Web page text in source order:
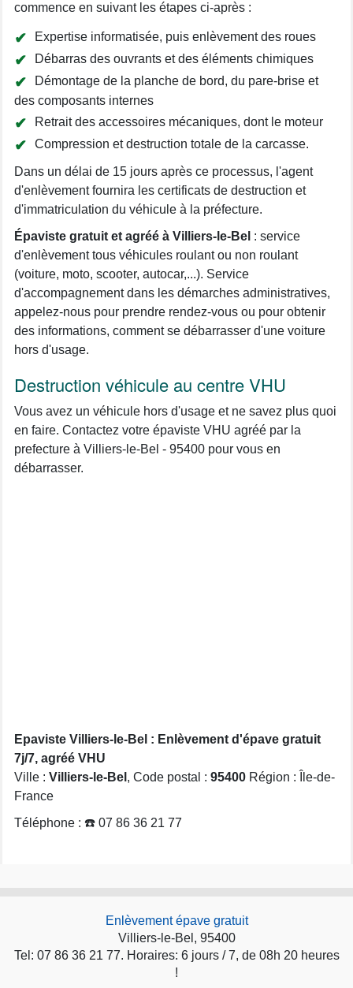
commence en suivant les étapes ci-après :
Expertise informatisée, puis enlèvement des roues
Débarras des ouvrants et des éléments chimiques
Démontage de la planche de bord, du pare-brise et
des composants internes
Retrait des accessoires mécaniques, dont le moteur
Compression et destruction totale de la carcasse.
Dans un délai de 15 jours après ce processus, l'agent
d'enlèvement fournira les certificats de destruction et
d'immatriculation du véhicule à la préfecture.
Épaviste gratuit et agréé à Villiers-le-Bel : service
d'enlèvement tous véhicules roulant ou non roulant
(voiture, moto, scooter, autocar,...). Service
d'accompagnement dans les démarches administratives,
appelez-nous pour prendre rendez-vous ou pour obtenir
des informations, comment se débarrasser d'une voiture
hors d'usage.
Destruction véhicule au centre VHU
Vous avez un véhicule hors d'usage et ne savez plus quoi
en faire. Contactez votre épaviste VHU agréé par la
prefecture à Villiers-le-Bel - 95400 pour vous en
débarrasser.
Epaviste Villiers-le-Bel : Enlèvement d'épave gratuit
7j/7, agréé VHU
Ville : Villiers-le-Bel , Code postal : 95400 Région : Île-de-
France
Téléphone : ☎️ 07 86 36 21 77
Enlèvement épave gratuit
Villiers-le-Bel, 95400
Tel: 07 86 36 21 77. Horaires: 6 jours / 7, de 08h 20 heures
!